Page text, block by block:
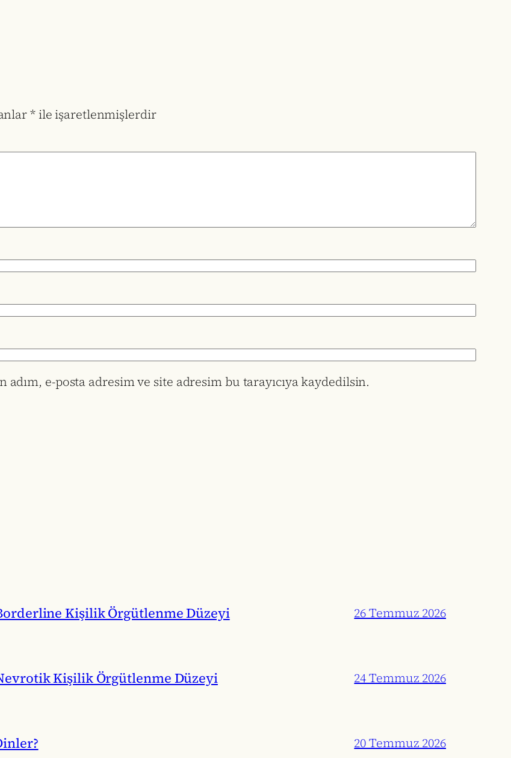
*ile işaretlenmişlerdir
e-posta adresim ve site adresim bu tarayıcıya kaydedilsin.
Kişilik Örgütlenme Düzeyi 26 Temmuz 2026
Kişilik Örgütlenme Düzeyi 24 Temmuz 2026
20 Temmuz 2026